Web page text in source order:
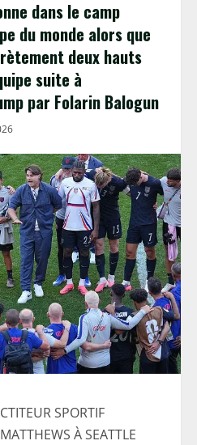
dans le camp
du monde alors que
deux hauts
suite à
par Folarin Balogun
SPORTIF
À SEATTLE